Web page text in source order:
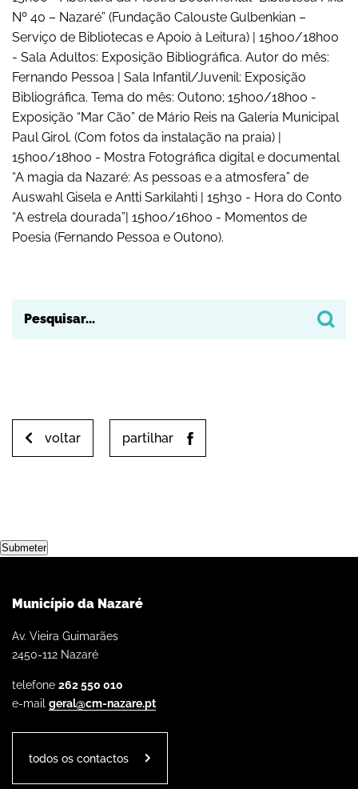
Yahoo! Calendar
Nº 40 – Nazaré” (Fundação Calouste Gulbenkian –
Serviço de Bibliotecas e Apoio à Leitura) | 15h00/18h00
- Sala Adultos: Exposição Bibliográfica. Autor do mês:
Fernando Pessoa | Sala Infantil/Juvenil: Exposição
Bibliográfica. Tema do mês: Outono; 15h00/18h00 -
Exposição “Mar Cão” de Mário Reis na Galeria Municipal
Paul Girol. (Com fotos da instalação na praia) |
15h00/18h00 - Mostra Fotográfica digital e documental
“A magia da Nazaré: As pessoas e a atmosfera” de
Auswahl Gisela e Antti Sarkilahti | 15h30 - Hora do Conto
“A estrela dourada”| 15h00/16h00 - Momentos de
Poesia (Fernando Pessoa e Outono).
voltar partilhar
Submeter
Município da Nazaré
Av. Vieira Guimarães
2450-112 Nazaré
telefone 262 550 010
e-mail geral@cm-nazare.pt
todos os contactos